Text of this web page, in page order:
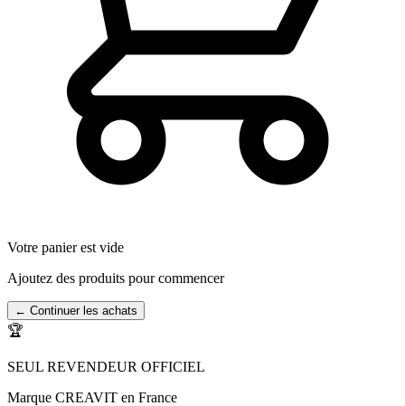
Votre panier est vide
Ajoutez des produits pour commencer
← Continuer les achats
🏆
SEUL REVENDEUR OFFICIEL
Marque CREAVIT en France